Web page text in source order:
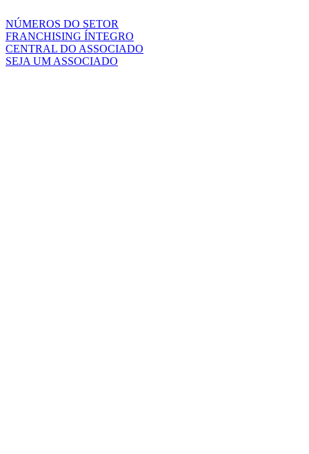
NÚMEROS DO SETOR
FRANCHISING ÍNTEGRO
CENTRAL DO ASSOCIADO
SEJA UM ASSOCIADO